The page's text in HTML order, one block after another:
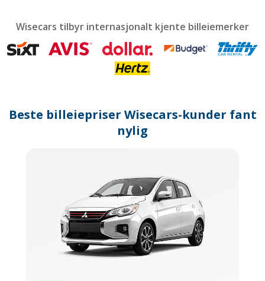
mark
to
get
changing
Wisecars tilbyr internasjonalt kjente billeiemerker
Beste billeiepriser Wisecars-kunder fant
nylig